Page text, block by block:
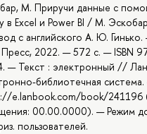
М. Приручи данные с
в Excel и Power BI / М.
с английского А. Ю.
2022. — 572 с. — ISBN
— Текст : электронный //
библиотечная система.
e.lanbook.com/book/241196
00.00.0000). — Режим
пользователей.